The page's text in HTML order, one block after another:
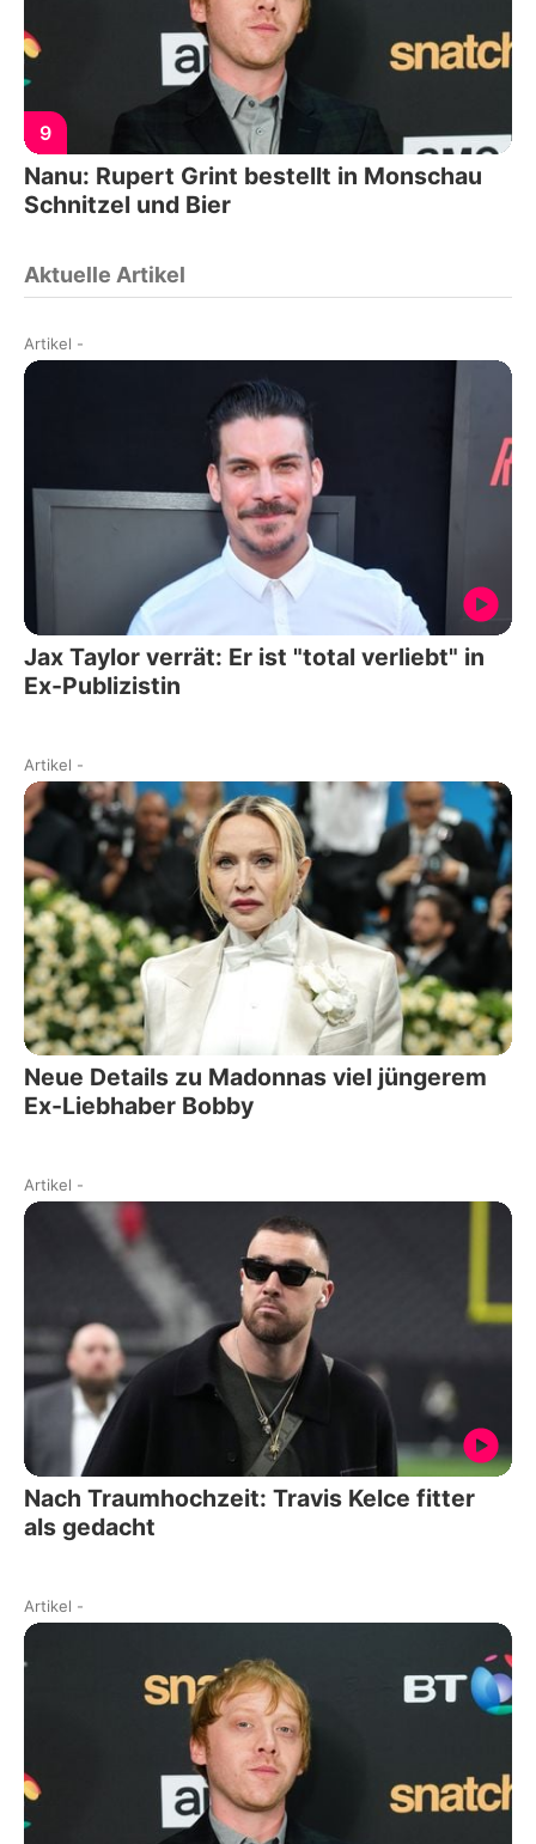
9
Nanu: Rupert Grint bestellt in Monschau
Schnitzel und Bier
Aktuelle Artikel
Artikel -
Jax Taylor verrät: Er ist "total verliebt" in
Ex-Publizistin
Artikel -
Neue Details zu Madonnas viel jüngerem
Ex-Liebhaber Bobby
Artikel -
Nach Traumhochzeit: Travis Kelce fitter
als gedacht
Artikel -